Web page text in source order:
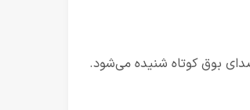
بوق کوتاه شنیده می‌شود.